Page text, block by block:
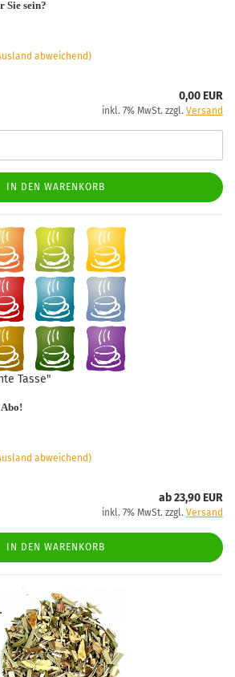
Sie sein?
abweichend)
0,00 EUR
inkl. 7% MwSt. zzgl. Versand
IN DEN WARENKORB
Tasse"
abweichend)
ab 23,90 EUR
inkl. 7% MwSt. zzgl. Versand
IN DEN WARENKORB